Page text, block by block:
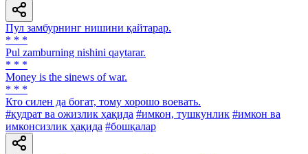
Пул замбурнинг нишини қайтарар.
* * *
Pul zamburning nishini qaytarar.
* * *
Money is the sinews of war.
* * *
Кто силен да богат, тому хорошо воевать.
#қудрат ва ожизлик ҳақида #имкон, тушкунлик #имкон ва
имконсизлик ҳақида #бошқалар